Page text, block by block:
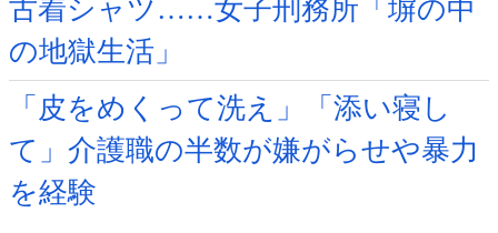
古着シャツ……女子刑務所「塀の中
の地獄生活」
「皮をめくって洗え」「添い寝し
て」介護職の半数が嫌がらせや暴力
を経験